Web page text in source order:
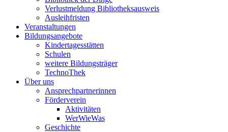
Verlustmeldung Bibliotheksausweis
Ausleihfristen
Veranstaltungen
Bildungsangebote
Kindertagesstätten
Schulen
weitere Bildungsträger
TechnoThek
Über uns
Ansprechpartnerinnen
Förderverein
Aktivitäten
WerWieWas
Geschichte